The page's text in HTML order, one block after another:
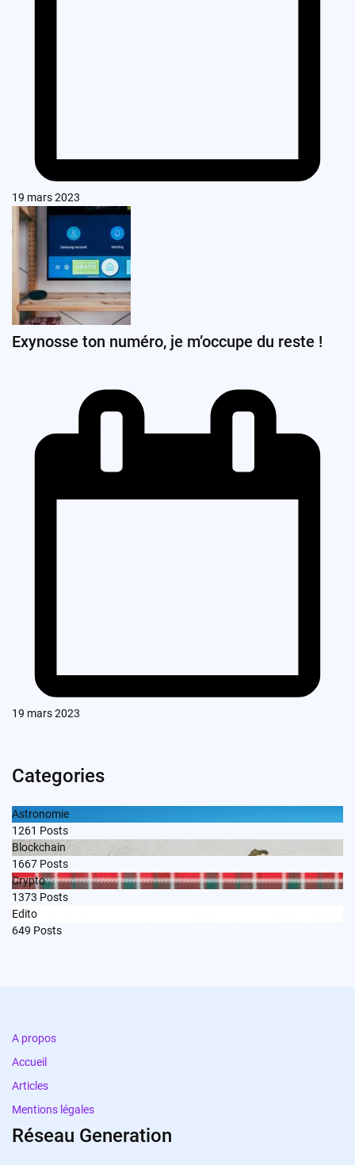
19 mars 2023
Exynosse ton numéro, je m’occupe du reste !
19 mars 2023
Categories
Astronomie
1261 Posts
Blockchain
1667 Posts
Crypto
1373 Posts
Edito
649 Posts
A propos
Accueil
Articles
Mentions légales
Réseau Generation